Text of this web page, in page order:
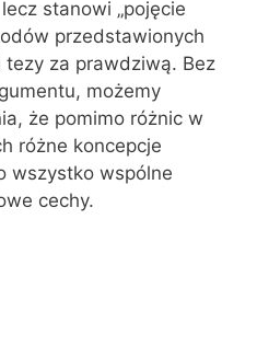
stanowi „pojęcie
przedstawionych
za prawdziwą. Bez
możemy
że pomimo różnic w
różne koncepcje
wszystko wspólne
cechy.